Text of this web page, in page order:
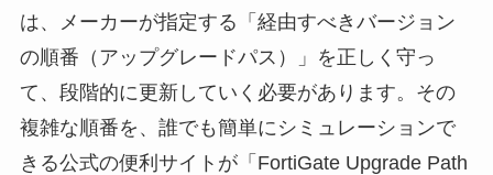
は、メーカーが指定する「経由すべきバージョン
の順番（アップグレードパス）」を正しく守っ
て、段階的に更新していく必要があります。その
複雑な順番を、誰でも簡単にシミュレーションで
きる公式の便利サイトが「FortiGate Upgrade Path